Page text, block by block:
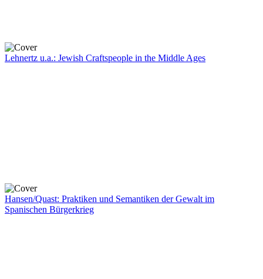
Lehnertz u.a.: Jewish Craftspeople in the Middle Ages
Hansen/Quast: Praktiken und Semantiken der Gewalt im
Spanischen Bürgerkrieg